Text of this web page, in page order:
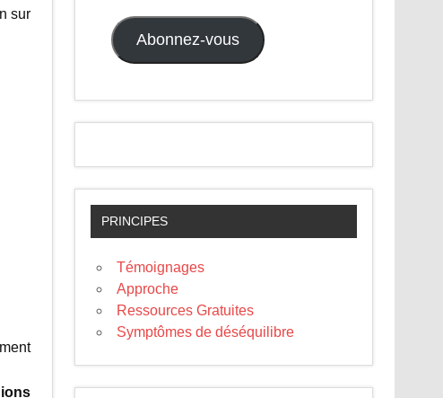
sur
Abonnez-vous
PRINCIPES
Témoignages
Approche
Ressources Gratuites
Symptômes de déséquilibre